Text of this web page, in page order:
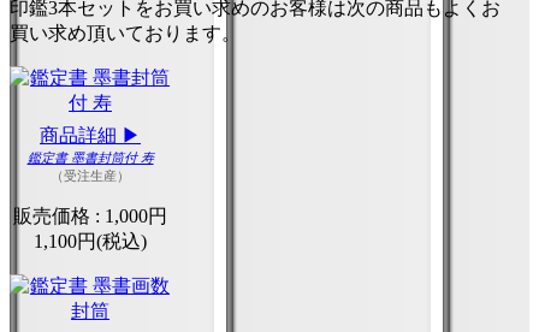
印鑑3本セットをお買い求めのお客様は次の商品もよくお
買い求め頂いております。
商品詳細 ▶
鑑定書 墨書封筒付 寿
（受注生産）
販売価格 : 1,000円
1,100円(税込)